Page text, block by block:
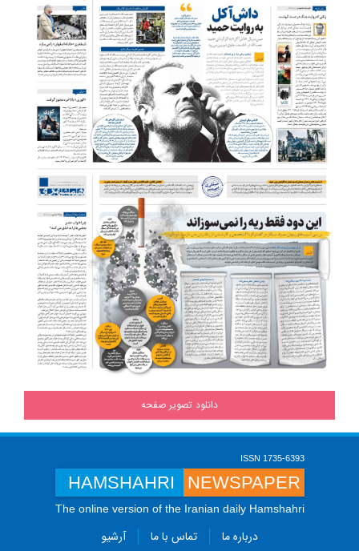
دانلود تصویر صفحه
ISSN 1735-6393
HAMSHAHRI NEWSPAPER
The online version of the Iranian daily Hamshahri
درباره ما تماس با ما آرشیو